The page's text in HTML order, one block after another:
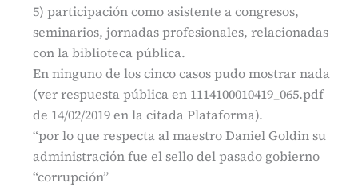
5) participación como asistente a congresos,
seminarios, jornadas profesionales, relacionadas
con la biblioteca pública.
En ninguno de los cinco casos pudo mostrar nada
(ver respuesta pública en 1114100010419_065.pdf
de 14/02/2019 en la citada Plataforma).
“por lo que respecta al maestro Daniel Goldin su
administración fue el sello del pasado gobierno
“corrupción”